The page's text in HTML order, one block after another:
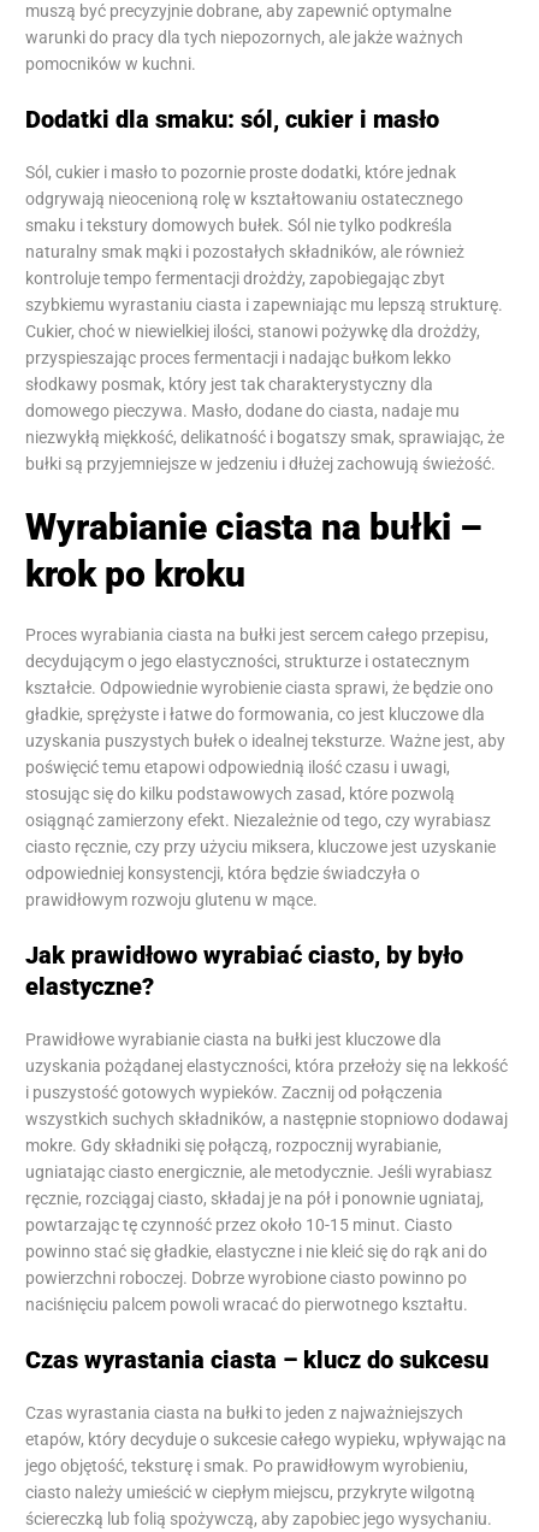
muszą być precyzyjnie dobrane, aby zapewnić optymalne
warunki do pracy dla tych niepozornych, ale jakże ważnych
pomocników w kuchni.
Dodatki dla smaku: sól, cukier i masło
Sól, cukier i masło to pozornie proste dodatki, które jednak
odgrywają nieocenioną rolę w kształtowaniu ostatecznego
smaku i tekstury domowych bułek. Sól nie tylko podkreśla
naturalny smak mąki i pozostałych składników, ale również
kontroluje tempo fermentacji drożdży, zapobiegając zbyt
szybkiemu wyrastaniu ciasta i zapewniając mu lepszą strukturę.
Cukier, choć w niewielkiej ilości, stanowi pożywkę dla drożdży,
przyspieszając proces fermentacji i nadając bułkom lekko
słodkawy posmak, który jest tak charakterystyczny dla
domowego pieczywa. Masło, dodane do ciasta, nadaje mu
niezwykłą miękkość, delikatność i bogatszy smak, sprawiając, że
bułki są przyjemniejsze w jedzeniu i dłużej zachowują świeżość.
Wyrabianie ciasta na bułki –
krok po kroku
Proces wyrabiania ciasta na bułki jest sercem całego przepisu,
decydującym o jego elastyczności, strukturze i ostatecznym
kształcie. Odpowiednie wyrobienie ciasta sprawi, że będzie ono
gładkie, sprężyste i łatwe do formowania, co jest kluczowe dla
uzyskania puszystych bułek o idealnej teksturze. Ważne jest, aby
poświęcić temu etapowi odpowiednią ilość czasu i uwagi,
stosując się do kilku podstawowych zasad, które pozwolą
osiągnąć zamierzony efekt. Niezależnie od tego, czy wyrabiasz
ciasto ręcznie, czy przy użyciu miksera, kluczowe jest uzyskanie
odpowiedniej konsystencji, która będzie świadczyła o
prawidłowym rozwoju glutenu w mące.
Jak prawidłowo wyrabiać ciasto, by było
elastyczne?
Prawidłowe wyrabianie ciasta na bułki jest kluczowe dla
uzyskania pożądanej elastyczności, która przełoży się na lekkość
i puszystość gotowych wypieków. Zacznij od połączenia
wszystkich suchych składników, a następnie stopniowo dodawaj
mokre. Gdy składniki się połączą, rozpocznij wyrabianie,
ugniatając ciasto energicznie, ale metodycznie. Jeśli wyrabiasz
ręcznie, rozciągaj ciasto, składaj je na pół i ponownie ugniataj,
powtarzając tę czynność przez około 10-15 minut. Ciasto
powinno stać się gładkie, elastyczne i nie kleić się do rąk ani do
powierzchni roboczej. Dobrze wyrobione ciasto powinno po
naciśnięciu palcem powoli wracać do pierwotnego kształtu.
Czas wyrastania ciasta – klucz do sukcesu
Czas wyrastania ciasta na bułki to jeden z najważniejszych
etapów, który decyduje o sukcesie całego wypieku, wpływając na
jego objętość, teksturę i smak. Po prawidłowym wyrobieniu,
ciasto należy umieścić w ciepłym miejscu, przykryte wilgotną
ściereczką lub folią spożywczą, aby zapobiec jego wysychaniu.